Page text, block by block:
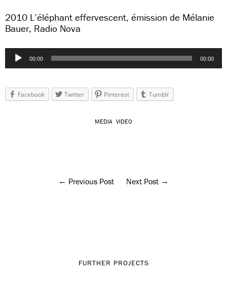
2010 L’éléphant effervescent, émission de Mélanie
Bauer, Radio Nova
Lecteur
audio
00:00 00:00
Facebook Twitter Pinterest Tumblr
MEDIA VIDEO
Previous Post Next Post
FURTHER PROJECTS